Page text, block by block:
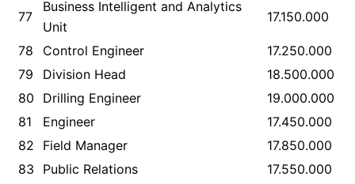
77
Business Intelligent and Analytics
Unit
17.150.000
78 Control Engineer
17.250.000
79
Division Head
18.500.000
80
Drilling Engineer
19.000.000
81
Engineer
17.450.000
82
Field Manager
17.850.000
83
Public Relations
17.550.000